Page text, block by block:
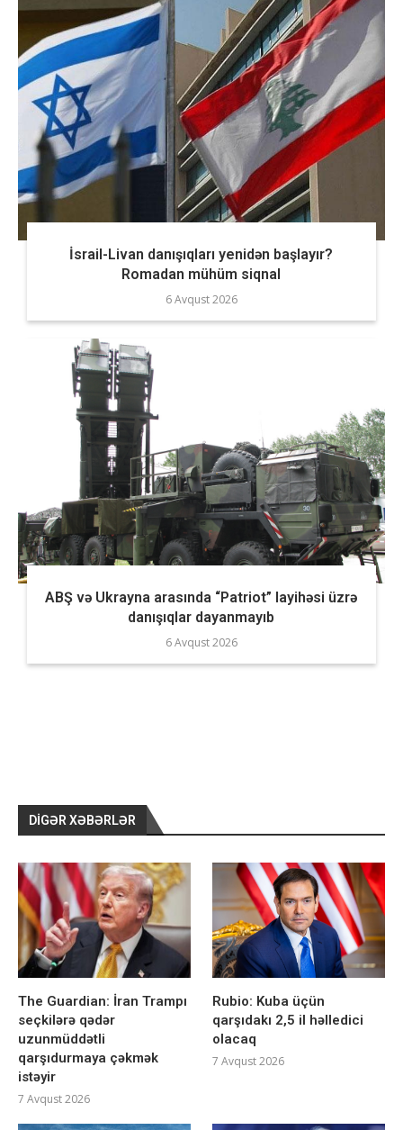
İsrail-Livan danışıqları yenidən başlayır?
Romadan mühüm siqnal
6 Avqust 2026
ABŞ və Ukrayna arasında “Patriot” layihəsi üzrə
danışıqlar dayanmayıb
6 Avqust 2026
DIGƏR XƏBƏRLƏR
The Guardian: İran Trampı
seçkilərə qədər
uzunmüddətli
qarşıdurmaya çəkmək
istəyir
7 Avqust 2026
Rubio: Kuba üçün
qarşıdakı 2,5 il həlledici
olacaq
7 Avqust 2026